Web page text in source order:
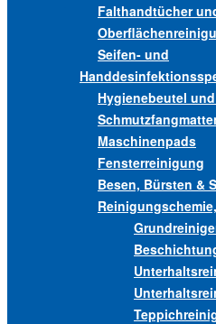
Falthandtücher
Seifen- und
Hygienebeutel
Maschinenpads
Fensterreinigung
Besen, Bürsten &